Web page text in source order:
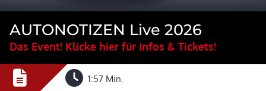
AUTONOTIZEN Live 2026
Das Event! Klicke hier für Infos & Tickets!
1:57 Min.